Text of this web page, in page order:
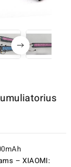
– XIAOMI: